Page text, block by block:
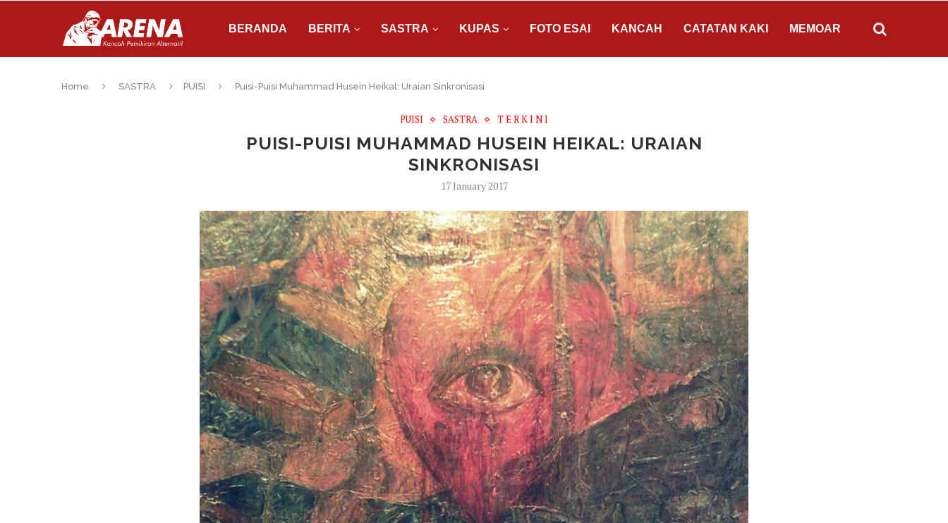
BERANDA BERITA SASTRA KUPAS FOTO ESAI KANCAH CATATAN KAKI MEMOAR
Home SASTRA PUISI Puisi-Puisi Muhammad Husein Heikal: Uraian Sinkronisasi
PUISI SASTRA T E R K I N I
PUISI-PUISI MUHAMMAD HUSEIN HEIKAL: URAIAN
SINKRONISASI
17 January 2017